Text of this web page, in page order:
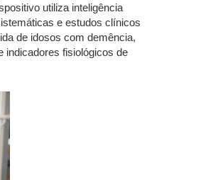
utiliza inteligência
e estudos clínicos
de idosos com demência,
indicadores fisiológicos de